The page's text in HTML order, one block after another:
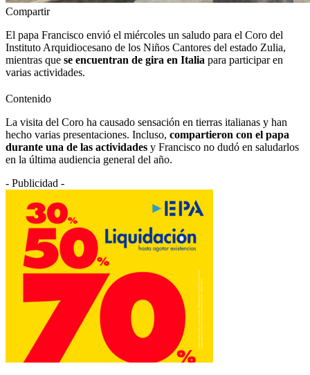
Compartir
El papa Francisco envió el miércoles un saludo para el Coro del
Instituto Arquidiocesano de los Niños Cantores del estado Zulia,
mientras que se encuentran de gira en Italia para participar en
varias actividades.
Contenido
La visita del Coro ha causado sensación en tierras italianas y han
hecho varias presentaciones. Incluso, compartieron con el papa
durante una de las actividades y Francisco no dudó en saludarlos
en la última audiencia general del año.
- Publicidad -